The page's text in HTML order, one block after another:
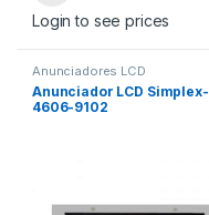
Login to see prices
Anunciadores LCD
Anunciador LCD Simplex-
4606-9102